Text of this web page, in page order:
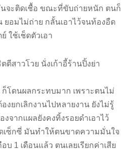
จะติดเชื้อ ขณะที่ขับถ่ายหนัก ตนก็
ยอมไม่ถ่าย กลั้นเอาไว้จนท้องอืด
ใช้เช็ดตัวเอา
นผลกระทบมาก เพราะตนไม่
งยกเลิกงานไปหลายงาน ยังไม่รู้
จากแผลยังคงทิ้งรอยดำเอาไว้
เซ็กซี่ มันทำให้ตนขาดความมั่นใจ
บ 1 เดือนแล้ว ตนเลยเรียกค่าเสีย